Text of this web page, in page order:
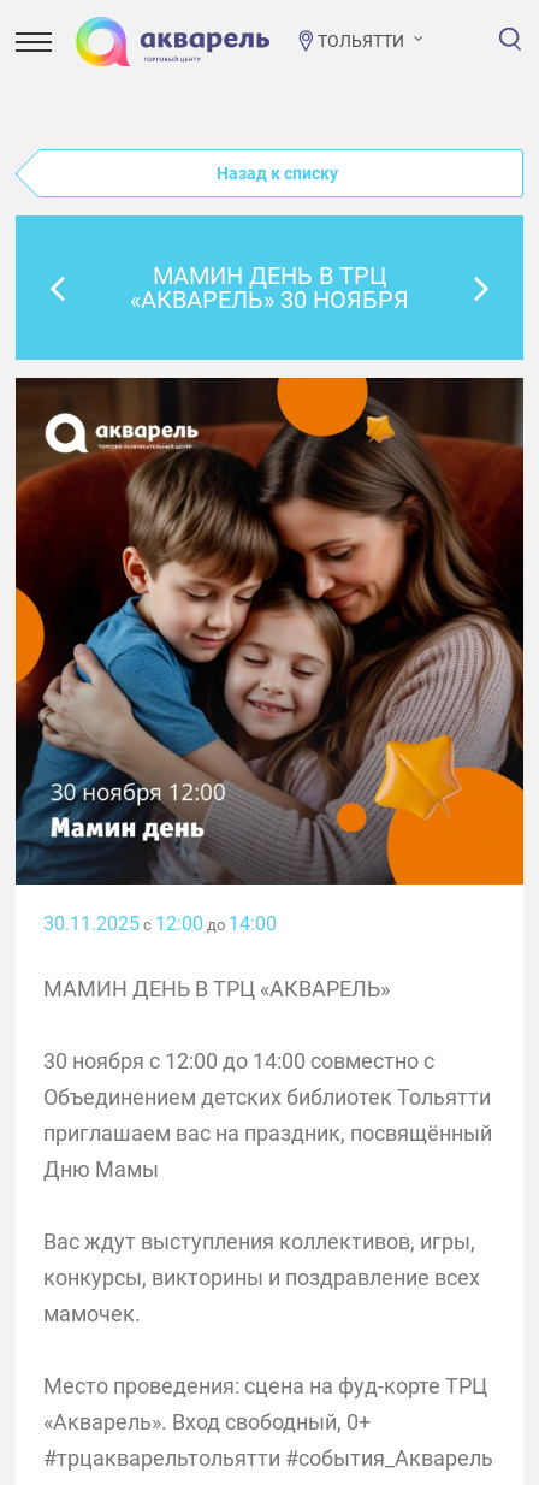
ТОЛЬЯТТИ
Назад к списку
МАМИН ДЕНЬ В ТРЦ
«АКВАРЕЛЬ» 30 НОЯБРЯ
30.11.2025с 12:00 до 14:00
МАМИН ДЕНЬ В ТРЦ «АКВАРЕЛЬ»
30 ноября с 12:00 до 14:00 совместно с
Объединением детских библиотек Тольятти
приглашаем вас на праздник, посвящённый
Дню Мамы
Вас ждут выступления коллективов, игры,
конкурсы, викторины и поздравление всех
мамочек.
Место проведения: сцена на фуд-корте ТРЦ
«Акварель». Вход свободный, 0+
#трцакварельтольятти #события_Акварель